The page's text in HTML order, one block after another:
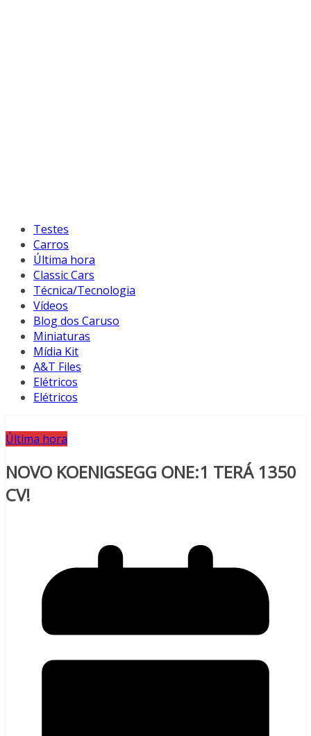
Testes
Carros
Última hora
Classic Cars
Técnica/Tecnologia
Vídeos
Blog dos Caruso
Miniaturas
Mídia Kit
A&T Files
Elétricos
Elétricos
Última hora
NOVO KOENIGSEGG ONE:1 TERÁ 1350
CV!